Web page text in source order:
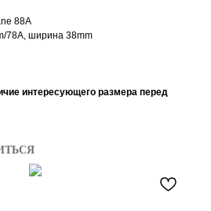
88A
78A, ширина 38mm
интересующего размера перед